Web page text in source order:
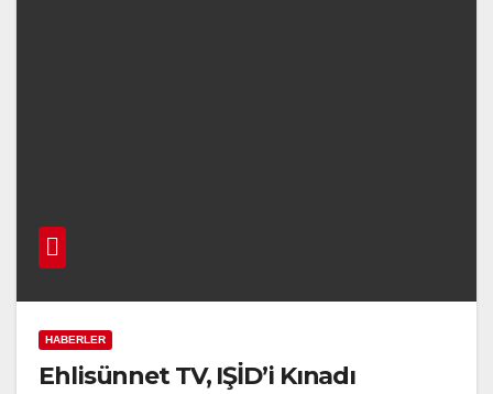
HABERLER
Ehlisünnet TV, IŞİD’i Kınadı